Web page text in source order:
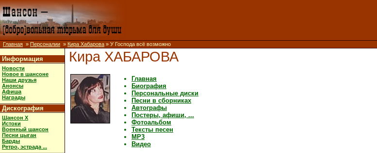
Главная » Персоналии » Кира Хабарова » У Господа всё возможно
Информация
Новости
Новое в шансоне
Наши друзья
Анонсы
Афиша
Награды
Дискография
Шансон X
Истоки
Военный шансон
Песни цыган
Барды
Ретро, эстрада ...
Кира ХАБАРОВА
Главная
Биография
Персональные диски
Песни в сборниках
Автографы
Постеры, афиши, ...
Фотоальбом
Тексты песен
MP3
Видео